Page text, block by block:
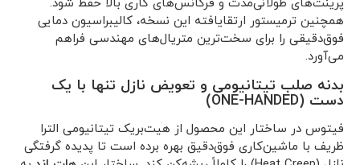
همچنین ترمیستور ارتقایافته این نسخه، کالیبراسیون دمایی
فوق‌دقیقی را برای سخت‌ترین متریال‌های مهندسی فراهم
می‌آورد.
بدنه صلب تیتانیومی و تعویض نازل تنها با یک
دست (ONE-HANDED)
فیتوس در ساختار این محصول از هیت‌بریک تیتانیومی الترا
ظریف با ماشین‌کاری فوق‌دقیق بهره برده است تا پدیده گرفتگی